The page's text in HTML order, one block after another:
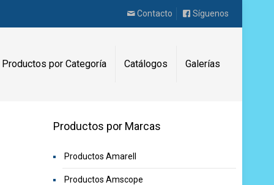
Contacto Síguenos
Productos por Categoría Catálogos Galerías
Productos por Marcas
Productos Amarell
Productos Amscope